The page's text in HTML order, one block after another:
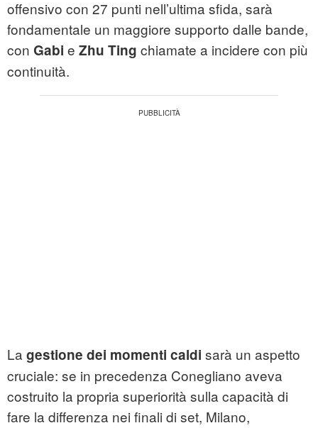
offensivo con 27 punti nell’ultima sfida, sarà
fondamentale un maggiore supporto dalle bande,
con Gabi e Zhu Ting chiamate a incidere con più
continuità.
La gestione dei momenti caldi sarà un aspetto
cruciale: se in precedenza Conegliano aveva
costruito la propria superiorità sulla capacità di
fare la differenza nei finali di set, Milano,